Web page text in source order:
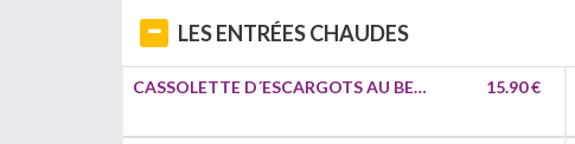
LES ENTRÉES CHAUDES
CASSOLETTE D´ESCARGOTS AU BEURRE ET AIL 15.90 €